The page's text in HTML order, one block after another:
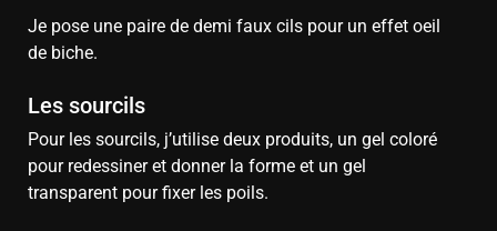
Je pose une paire de demi faux cils pour un effet oeil
de biche.
Les sourcils
Pour les sourcils, j’utilise deux produits, un gel coloré
pour redessiner et donner la forme et un gel
transparent pour fixer les poils.